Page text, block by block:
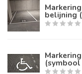
belijning